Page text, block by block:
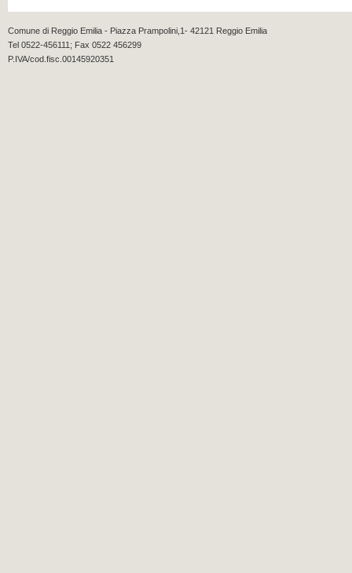
Comune di Reggio Emilia - Piazza Prampolini,1- 42121 Reggio Emilia
Tel 0522-456111; Fax 0522 456299
P.IVA/cod.fisc.00145920351